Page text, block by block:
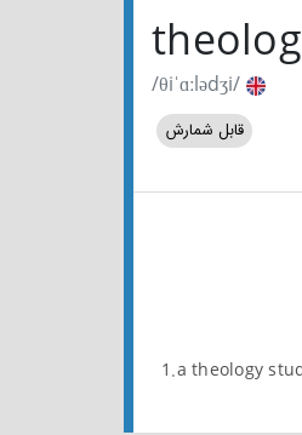
/θiˈɑːlədʒi/
قابل شمارش
1.a theology